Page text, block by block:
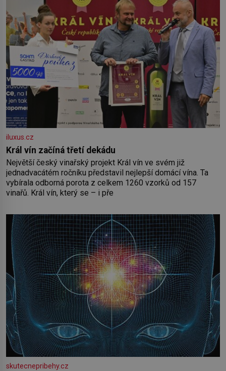
iluxus.cz
Král vín začíná třetí dekádu
Největší český vinařský projekt Král vín ve svém již
jednadvacátém ročníku představil nejlepší domácí vína. Ta
vybírala odborná porota z celkem 1260 vzorků od 157
vinařů. Král vín, který se – i pře
skutecnepribehy.cz